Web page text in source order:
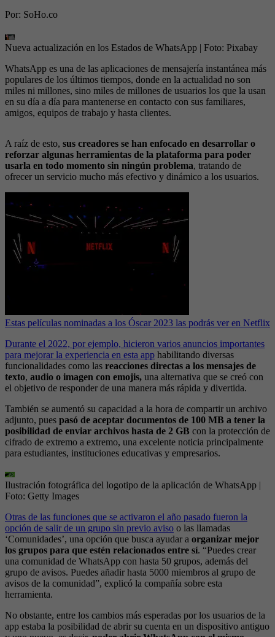
Por: SoHo.co
Nueva actualización en los Estados de WhatsApp | Foto: Pixabay
WhatsApp es una de las aplicaciones de mensajería instantánea más
populares de los últimos tiempos, donde en la actualidad no son
miles ni millones, sino miles de millones de usuarios los que la usan
en su día a día para mantenerse en contacto con sus familiares,
amigos, equipos de trabajo y hasta clientes.
A raíz de esto, sus creadores se han enfocado en desarrollar o
reforzar algunas herramientas de la plataforma para poder
usarla en todo momento sin ningún problema, tratando de
ofrecer un servicio mucho más efectivo y dinámico a los usuarios.
Estas películas nominadas a los Óscar 2023 las podrás ver en Netflix
Durante el 2022, por ejemplo, hicieron varios anuncios importantes
para mejorar la experiencia en esta app habilitando diversas
funcionalidades como las reacciones directas a los mensajes de
texto, audio o imagen con emojis, una alternativa que se creó con
el objetivo de responder de una manera más rápida y divertida.
También se aumentó su capacidad a la hora de compartir un archivo
adjunto, pues pasó de aceptar documentos de 100 MB a tener la
posibilidad de enviar archivos hasta de 2 GB con la protección de
cifrado de extremo a extremo, una excelente noticia principalmente
para estudiantes, instituciones educativas y empresarios.
Ilustración fotográfica del logotipo de la aplicación de WhatsApp |
Foto: Getty Images
Otras de las funciones que se activaron el año pasado fueron la
opción de salir de un grupo sin previo aviso o las llamadas
‘Comunidades’, una opción que busca ayudar a organizar mejor
los grupos para que estén relacionados entre sí. “Puedes crear
una comunidad de WhatsApp con hasta 50 grupos, además del
grupo de avisos. Puedes añadir hasta 5000 miembros al grupo de
avisos de la comunidad”, explicó la compañía sobre esta
herramienta.
No obstante, entre los cambios más esperadas por los usuarios de la
app estaba la posibilidad de abrir su cuenta en un dispositivo antiguo